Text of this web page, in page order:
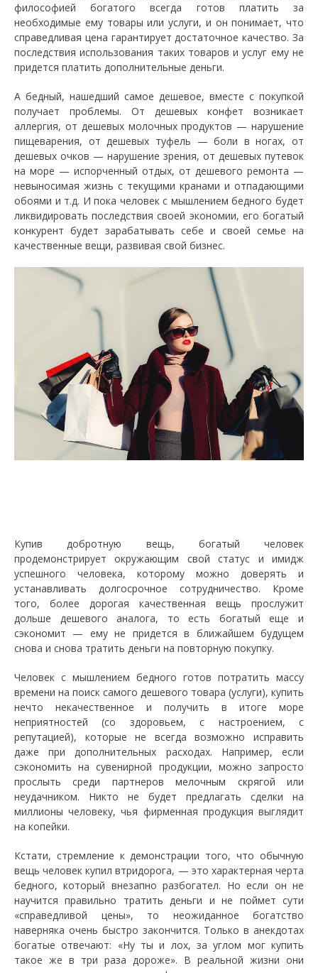
философией богатого всегда готов платить за
необходимые ему товары или услуги, и он понимает, что
справедливая цена гарантирует достаточное качество. За
последствия использования таких товаров и услуг ему не
придется платить дополнительные деньги.
А бедный, нашедший самое дешевое, вместе с покупкой
получает проблемы. От дешевых конфет возникает
аллергия, от дешевых молочных продуктов — нарушение
пищеварения, от дешевых туфель — боли в ногах, от
дешевых очков — нарушение зрения, от дешевых путевок
на море — испорченный отдых, от дешевого ремонта —
невыносимая жизнь с текущими кранами и отпадающими
обоями и т.д. И пока человек с мышлением бедного будет
ликвидировать последствия своей экономии, его богатый
конкурент будет зарабатывать себе и своей семье на
качественные вещи, развивая свой бизнес.
Купив добротную вещь, богатый человек
продемонстрирует окружающим свой статус и имидж
успешного человека, которому можно доверять и
устанавливать долгосрочное сотрудничество. Кроме
того, более дорогая качественная вещь прослужит
дольше дешевого аналога, то есть богатый еще и
сэкономит — ему не придется в ближайшем будущем
снова и снова тратить деньги на повторную покупку.
Человек с мышлением бедного готов потратить массу
времени на поиск самого дешевого товара (услуги), купить
нечто некачественное и получить в итоге море
неприятностей (со здоровьем, с настроением, с
репутацией), которые не всегда возможно исправить
даже при дополнительных расходах. Например, если
сэкономить на сувенирной продукции, можно запросто
прослыть среди партнеров мелочным скрягой или
неудачником. Никто не будет предлагать сделки на
миллионы человеку, чья фирменная продукция выглядит
на копейки.
Кстати, стремление к демонстрации того, что обычную
вещь человек купил втридорога, — это характерная черта
бедного, который внезапно разбогател. Но если он не
научится правильно тратить деньги и не поймет сути
«справедливой цены», то неожиданное богатство
наверняка очень быстро закончится. Только в анекдотах
богатые отвечают: «Ну ты и лох, за углом мог купить
такое же в три раза дороже». В реальной жизни они